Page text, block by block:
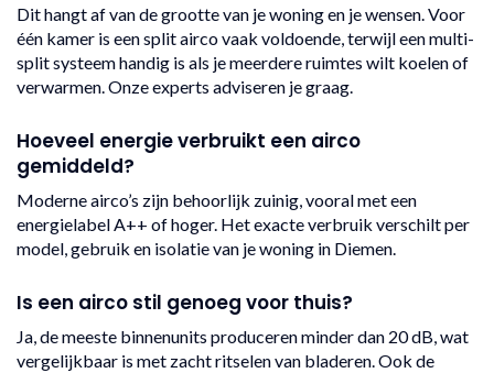
Dit hangt af van de grootte van je woning en je wensen. Voor
één kamer is een split airco vaak voldoende, terwijl een multi-
split systeem handig is als je meerdere ruimtes wilt koelen of
verwarmen. Onze experts adviseren je graag.
Hoeveel energie verbruikt een airco
gemiddeld?
Moderne airco’s zijn behoorlijk zuinig, vooral met een
energielabel A++ of hoger. Het exacte verbruik verschilt per
model, gebruik en isolatie van je woning in Diemen.
Is een airco stil genoeg voor thuis?
Ja, de meeste binnenunits produceren minder dan 20 dB, wat
vergelijkbaar is met zacht ritselen van bladeren. Ook de